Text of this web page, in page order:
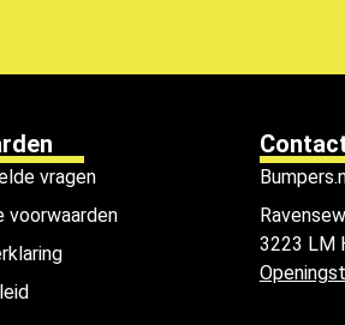
vragen
voorwaarden
3223 LM